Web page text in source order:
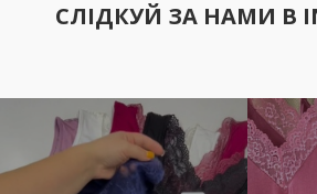
СЛІДКУЙ ЗА НАМИ В